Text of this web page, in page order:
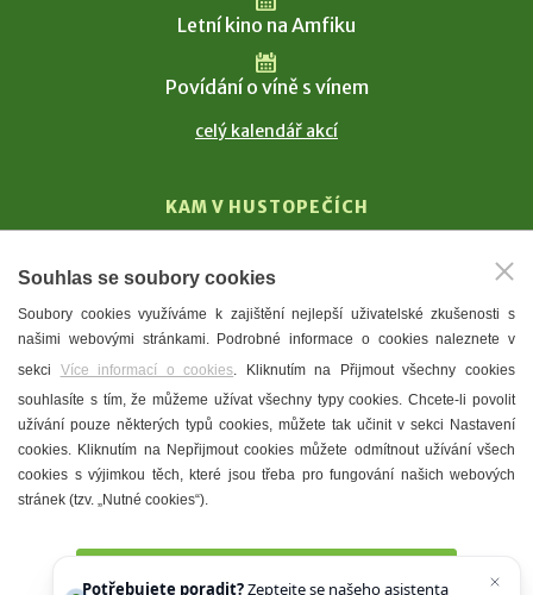
Letní kino na Amfiku
Povídání o víně s vínem
celý kalendář akcí
KAM V HUSTOPEČÍCH
T. G. Masaryk
Mandloně
Ubytování
Restaurace
Městské muzeum a galerie
Denní meníčka
Souhlas se soubory cookies
Soubory cookies využíváme k zajištění nejlepší uživatelské zkušenosti s
našimi webovými stránkami. Podrobné informace o cookies naleznete v
sekci Více informací o cookies. Kliknutím na Přijmout všechny cookies
souhlasíte s tím, že můžeme užívat všechny typy cookies. Chcete-li povolit
užívání pouze některých typů cookies, můžete tak učinit v sekci Nastavení
cookies. Kliknutím na Nepřijmout cookies můžete odmítnout užívání všech
cookies s výjimkou těch, které jsou třeba pro fungování našich webových
stránek (tzv. „Nutné cookies“).
Potřebujete poradit?Zeptejte se našeho asistenta